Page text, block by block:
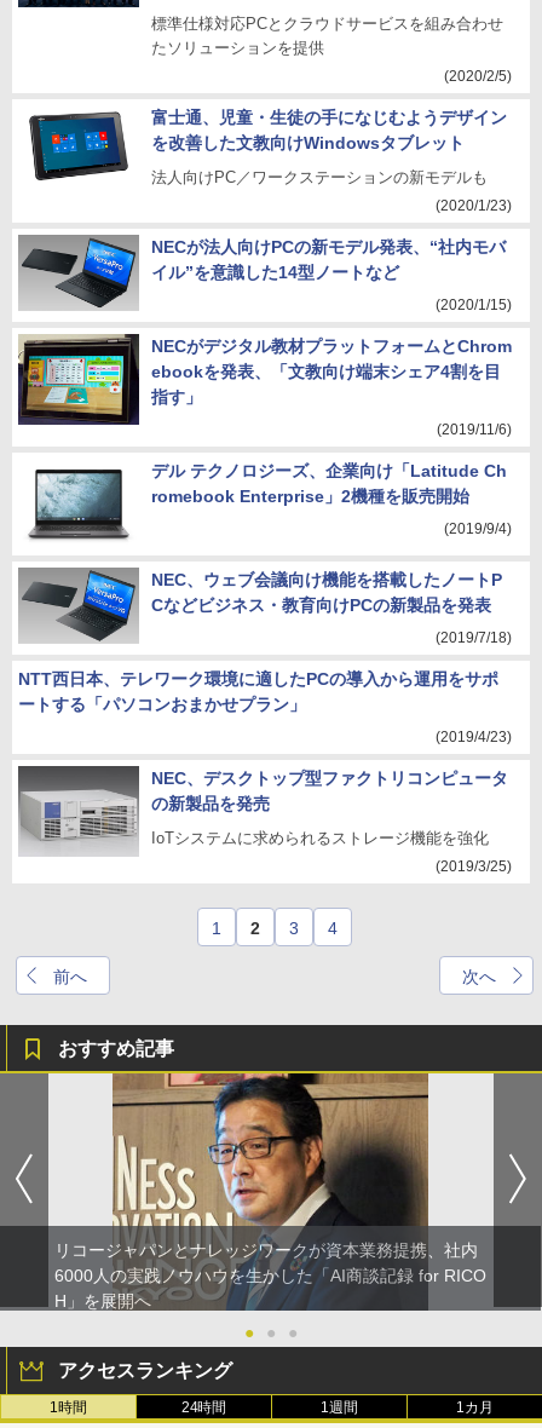
標準仕様対応PCとクラウドサービスを組み合わせ
たソリューションを提供
(2020/2/5)
富士通、児童・生徒の手になじむようデザイン
を改善した文教向けWindowsタブレット
法人向けPC／ワークステーションの新モデルも
(2020/1/23)
NECが法人向けPCの新モデル発表、“社内モバ
イル”を意識した14型ノートなど
(2020/1/15)
NECがデジタル教材プラットフォームとChrom
ebookを発表、「文教向け端末シェア4割を目
指す」
(2019/11/6)
デル テクノロジーズ、企業向け「Latitude Ch
romebook Enterprise」2機種を販売開始
(2019/9/4)
NEC、ウェブ会議向け機能を搭載したノートP
Cなどビジネス・教育向けPCの新製品を発表
(2019/7/18)
NTT西日本、テレワーク環境に適したPCの導入から運用をサポ
ートする「パソコンおまかせプラン」
(2019/4/23)
NEC、デスクトップ型ファクトリコンピュータ
の新製品を発売
IoTシステムに求められるストレージ機能を強化
(2019/3/25)
前へ
1 2 3 4
次へ
おすすめ記事
リコージャパンとナレッジワークが資本業務提携、社内
6000人の実践ノウハウを生かした「AI商談記録 for RICO
H」を展開へ
●
● ●
アクセスランキング
1時間 24時間 1週間 1カ月